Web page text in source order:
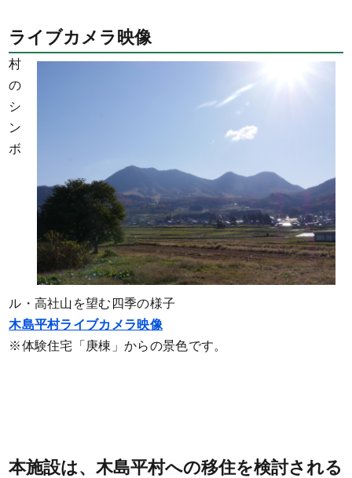
ライブカメラ映像
村
の
シ
ン
ボ
ル・高社山を望む四季の様子
木島平村ライブカメラ映像
※体験住宅「庚棟」からの景色です。
本施設は、木島平村への移住を検討される